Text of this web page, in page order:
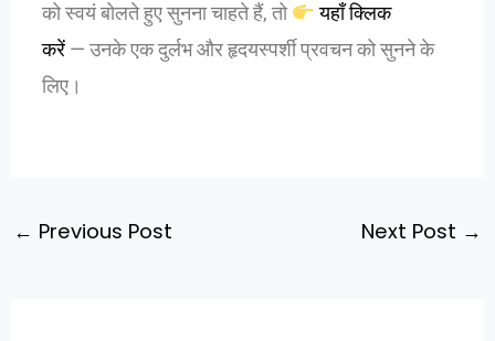
को स्वयं बोलते हुए सुनना चाहते हैं, तो
यहाँ क्लिक
करें — उनके एक दुर्लभ और हृदयस्पर्शी प्रवचन को सुनने के
लिए।
← Previous Post Next Post →